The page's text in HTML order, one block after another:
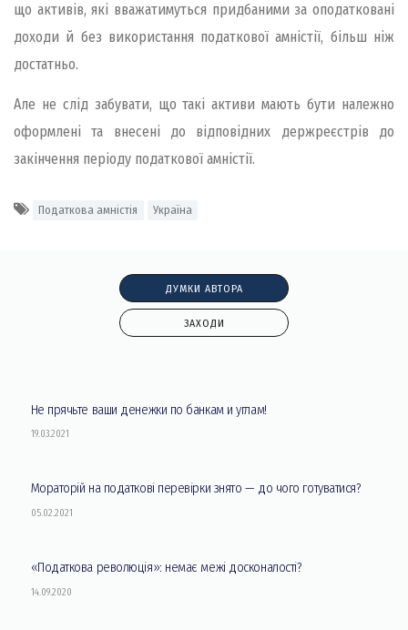
що активів, які вважатимуться придбаними за оподатковані
доходи й без використання податкової амністії, більш ніж
достатньо.
Але не слід забувати, що такі активи мають бути належно
оформлені та внесені до відповідних держреєстрів до
закінчення періоду податкової амністії.
Податкова амністія Україна
ДУМКИ АВТОРА
ЗАХОДИ
Не прячьте ваши денежки по банкам и углам!
19.03.2021
Мораторій на податкові перевірки знято — до чого готуватися?
05.02.2021
«Податкова революція»: немає межі досконалості?
14.09.2020